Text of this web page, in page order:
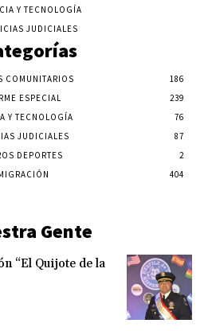
Y TECNOLOGÍA
JUDICIALES
COMUNITARIOS
186
ESPECIAL
239
Y TECNOLOGÍA
76
JUDICIALES
87
DEPORTES
2
404
Gente
“El Quijote de la